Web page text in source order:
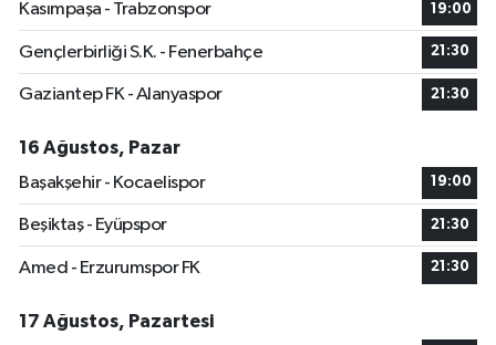
Kasımpaşa - Trabzonspor 19:00
Gençlerbirliği S.K. - Fenerbahçe 21:30
Gaziantep FK - Alanyaspor 21:30
16 Ağustos, Pazar
Başakşehir - Kocaelispor
19:00
Beşiktaş - Eyüpspor 21:30
Amed - Erzurumspor FK 21:30
17 Ağustos, Pazartesi